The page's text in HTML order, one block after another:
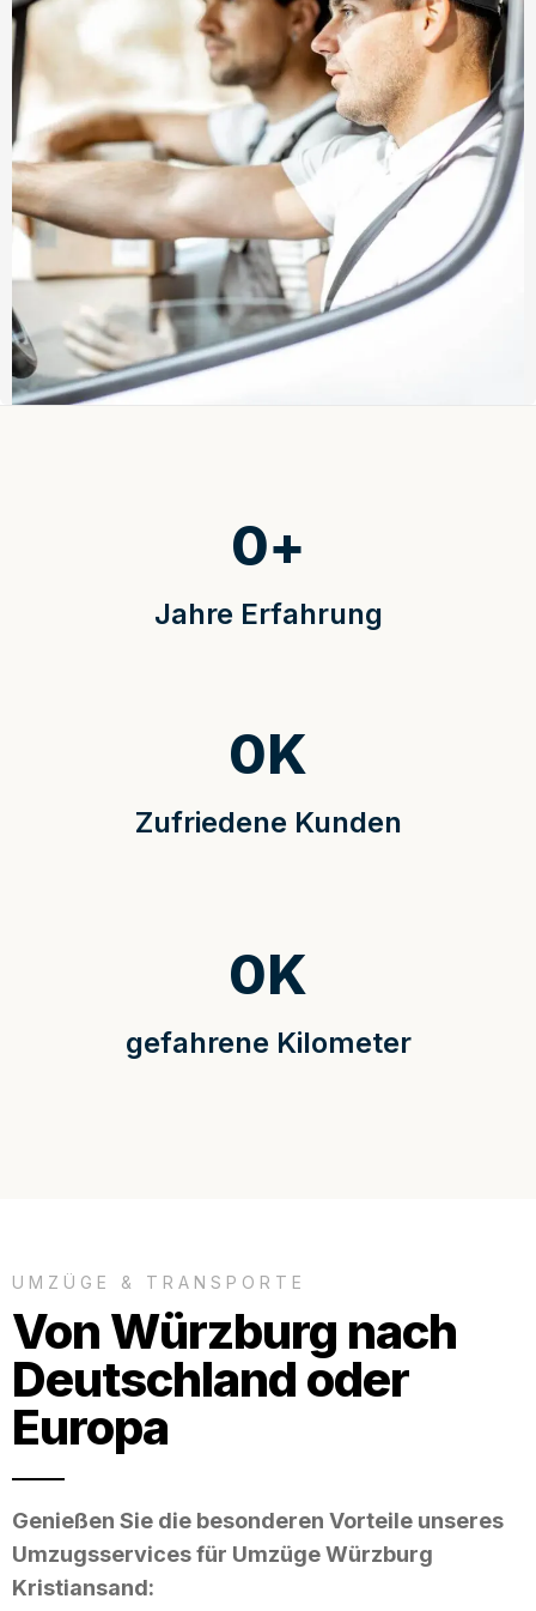
Jahre Erfahrung
0+
Zufriedene Kunden
0K
gefahrene Kilometer
0K
UMZÜGE & TRANSPORTE
Von Würzburg nach
Deutschland oder
Europa
Genießen Sie die besonderen Vorteile unseres
Umzugsservices für Umzüge Würzburg
Kristiansand: